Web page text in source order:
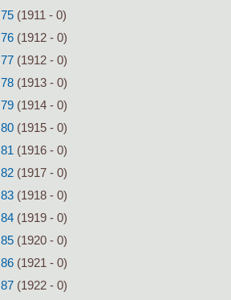
75(1911 - 0)
76(1912 - 0)
77(1912 - 0)
78(1913 - 0)
79(1914 - 0)
80(1915 - 0)
81 (1916 - 0)
82(1917 - 0)
83(1918 - 0)
84(1919 - 0)
85(1920 - 0)
86(1921 - 0)
87(1922 - 0)